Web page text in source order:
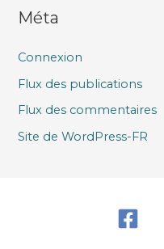
Méta
Connexion
Flux des publications
Flux des commentaires
Site de WordPress-FR